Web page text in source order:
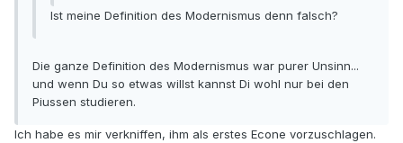
Ist meine Definition des Modernismus denn falsch?
Die ganze Definition des Modernismus war purer Unsinn...
und wenn Du so etwas willst kannst Di wohl nur bei den
Piussen studieren.
Ich habe es mir verkniffen, ihm als erstes Econe vorzuschlagen.